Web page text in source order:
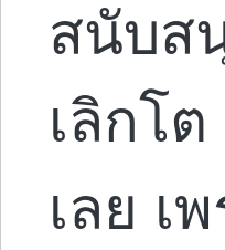
สนับส
เลิกโ
เลย เ